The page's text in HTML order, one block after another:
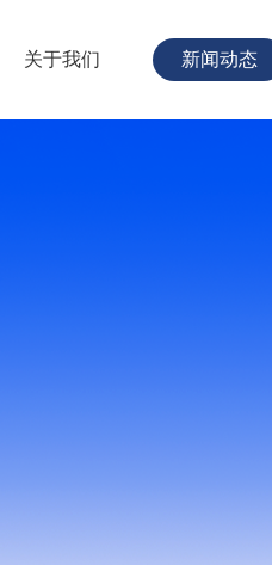
关于我们 新闻动态